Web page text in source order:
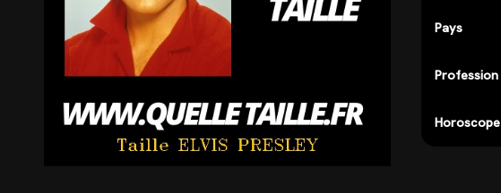
Pays
Profession
Horoscope